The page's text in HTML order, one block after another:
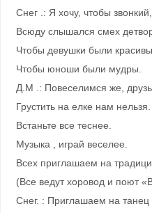
Снег .: Я хочу, чтобы
Всюду слышался смех
Чтобы девушки были
Чтобы юноши были мудры.
Д.М .: Повеселимся же,
Грустить на елке нам нельзя.
Встаньте все теснее.
Музыка , играй веселее.
Всех приглашаем на
(Все ведут хоровод и поют
Снег. : Приглашаем на